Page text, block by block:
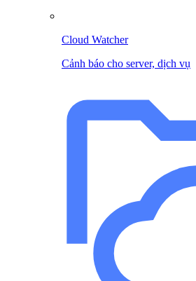
Cloud Watcher
Cảnh báo cho server, dịch vụ